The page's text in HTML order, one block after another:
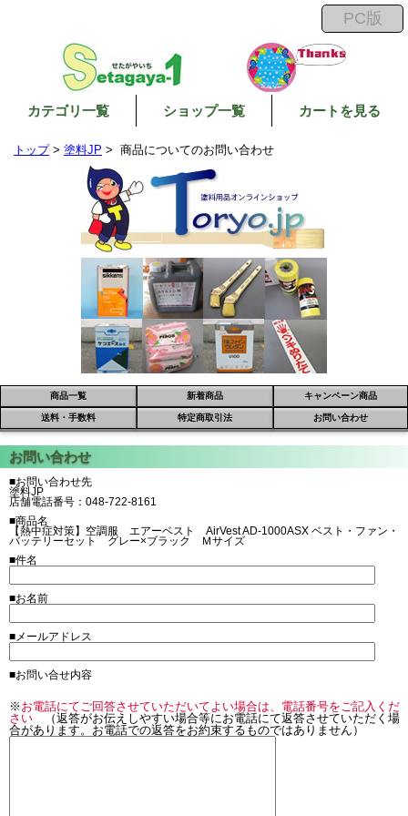
カテゴリ一覧 ショップ一覧 カートを見る
トップ> 塗料JP > 商品についてのお問い合わせ
商品一覧 新着商品 キャンペーン商品
送料・手数料 特定商取引法 お問い合わせ
■お問い合わせ先
塗料JP
店舗電話番号：048-722-8161
■商品名
【熱中症対策】空調服 エアーベスト AirVest AD-1000ASX ベスト・ファン・
バッテリーセット グレー×ブラック Ｍサイズ
■件名
■お名前
■メールアドレス
■お問い合せ内容
※ お電話にてご回答させていただいてよい場合は、電話番号をご記入くだ
さい （返答がお伝えしやすい場合等にお電話にて返答させていただく場
合があります。お電話での返答をお約束するものではありません）